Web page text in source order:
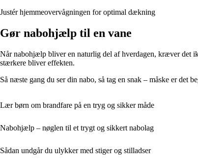
Justér hjemmeovervågningen for optimal dækning
Gør nabohjælp til en vane
Når nabohjælp bliver en naturlig del af hverdagen, kræver det
stærkere bliver effekten.
Så næste gang du ser din nabo, så tag en snak – måske er det
Lær børn om brandfare på en tryg og sikker måde
Nabohjælp – nøglen til et trygt og sikkert nabolag
Sådan undgår du ulykker med stiger og stilladser